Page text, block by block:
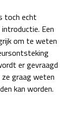
toch echt
Een
om te weten
er gevraagd
graag weten
kan worden.